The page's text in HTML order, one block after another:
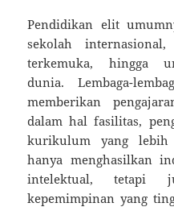
Pendidikan elit
sekolah
terkemuka, hingga
dunia. Lembaga-
memberikan
dalam hal fasilitas,
kurikulum yang lebih
hanya menghasilkan
intelektual, tetapi
kepemimpinan yang